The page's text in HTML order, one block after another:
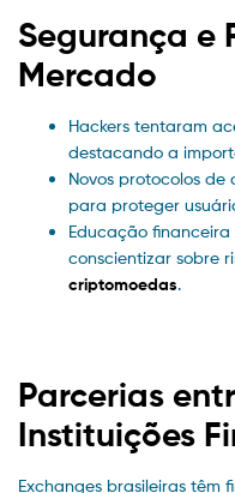
Segurança e
Mercado
Hackers tentaram
destacando a
Novos protocolos
para proteger
Educação
conscientizar sobre
criptomoedas.
Parcerias
Instituições
Exchanges brasileiras têm